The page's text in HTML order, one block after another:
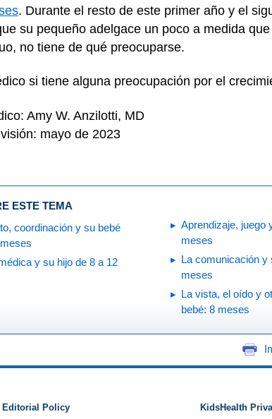
. Durante el resto de este primer año y el
su pequeño adelgace un poco a medida
no tiene de qué preocuparse.
si tiene alguna preocupación por el
Amy W. Anzilotti, MD
mayo de 2023
ESTE TEMA
coordinación y su bebé
y su hijo de 8 a 12
Aprendizaje, juego
meses
La comunicación y
meses
La vista, el oído y
bebé: 8 meses
Editorial Policy KidsHealth